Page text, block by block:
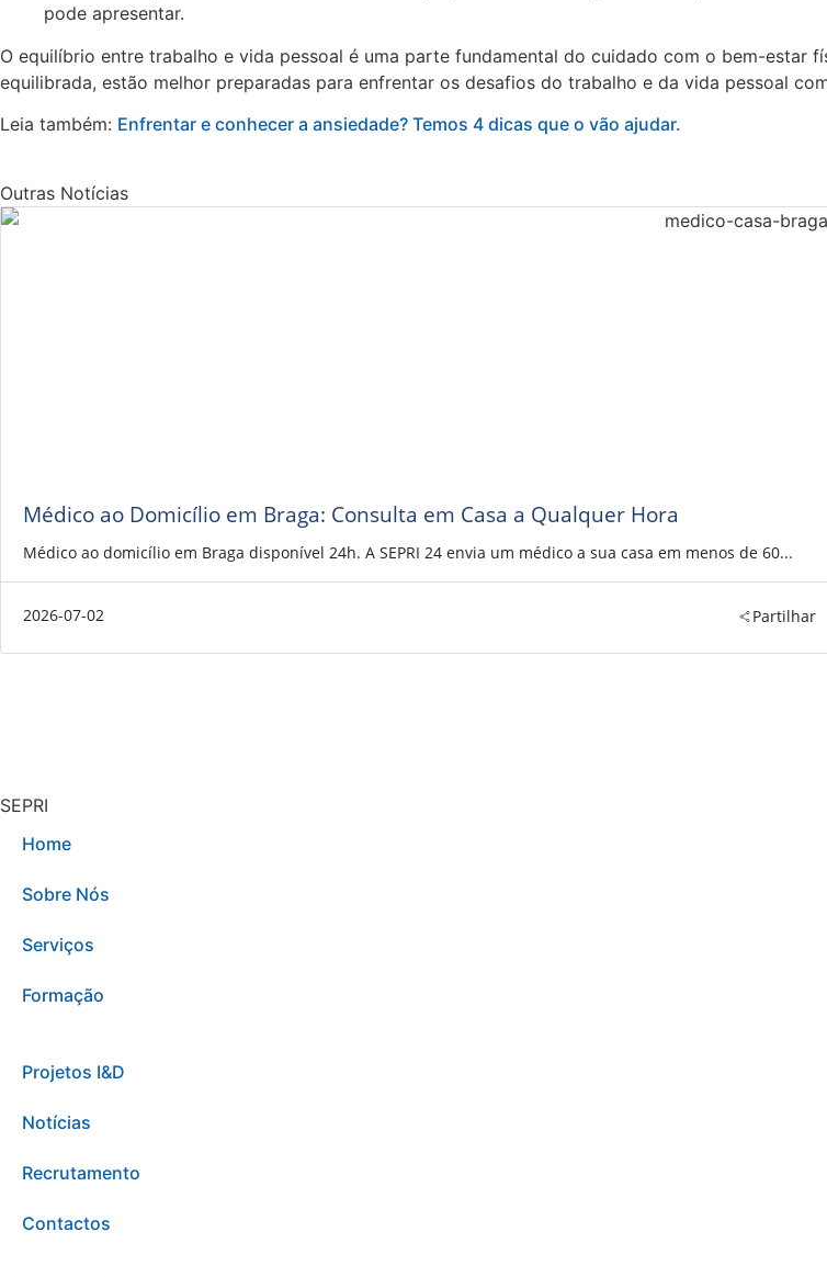
pode apresentar.
O equilíbrio entre trabalho e vida pessoal é uma parte fundamental do cuidado com o bem-estar
equilibrada, estão melhor preparadas para enfrentar os desafios do trabalho e da vida pessoal
Leia também: Enfrentar e conhecer a ansiedade? Temos 4 dicas que o vão ajudar.
Outras Notícias
Médico ao Domicílio em Braga: Consulta em Casa a Qualquer Hora
Médico ao domicílio em Braga disponível 24h. A SEPRI 24 envia um médico a sua casa em menos de 60...
2026-07-02 Partilhar
SEPRI
Home
Sobre Nós
Serviços
Formação
Projetos I&D
Notícias
Recrutamento
Contactos